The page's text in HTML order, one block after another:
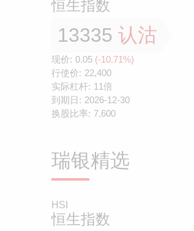
恒生指数
13335 认沽
现价: 0.05 (-10.71%)
行使价: 22,400
实际杠杆: 11倍
到期日: 2026-12-30
换股比率: 7,600
瑞银精选
HSI
恒生指数